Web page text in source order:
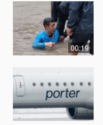
00:19